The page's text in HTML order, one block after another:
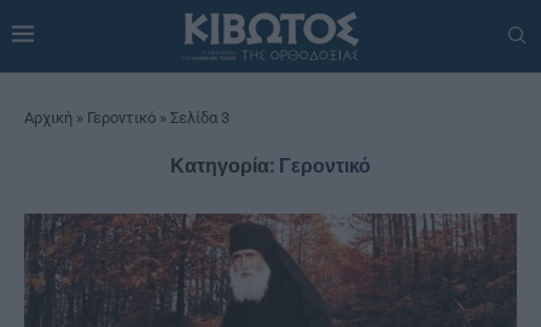
Αρχική » Γεροντικό » Σελίδα 3
Κατηγορία: Γεροντικό